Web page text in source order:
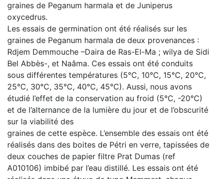
graines de Peganum harmala et de Juniperus
oxycedrus.
Les essais de germination ont été réalisés sur les
graines de Peganum harmala de deux provenances :
Rdjem Demmouche –Daira de Ras-El-Ma ; wilya de Sidi
Bel Abbès-, et Naâma. Ces essais ont été conduits
sous différentes températures (5°C, 10°C, 15°C, 20°C,
25°C, 30°C, 35°C, 40°C, 45°C). Aussi, nous avons
étudié l’effet de la conservation au froid (5°C, -20°C)
et de l’alternance de la lumière du jour et de l’obscurité
sur la viabilité des
graines de cette espèce. L’ensemble des essais ont été
réalisés dans des boites de Pétri en verre, tapissées de
deux couches de papier filtre Prat Dumas (ref
A010106) imbibé par l’eau distillé. Les essais ont été